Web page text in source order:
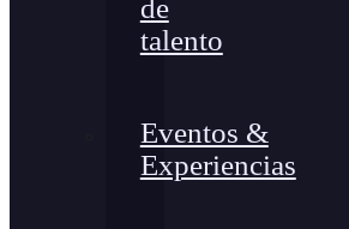
de
talento
Eventos &
Experiencias